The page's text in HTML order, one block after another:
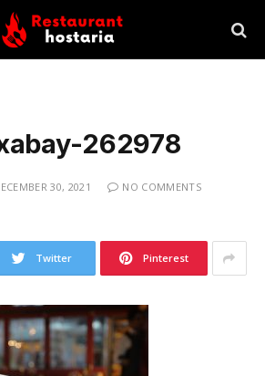
262978
30, 2021
NO COMMENTS
Twitter Pinterest